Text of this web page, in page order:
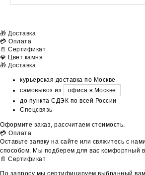
🎁 Доставка
💳 Оплата
📄 Сертификат
💎 Цвет камня
🎁 Доставка
курьерская доставка по Москве
самовывоз из
офиса в Москве
до пункта СДЭК по всей России
Спецсвязь
Оформите заказ, рассчитаем стоимость.
💳 Оплата
Оставьте заявку на сайте или свяжитесь с
способом. Мы подберем для вас комфортный
📄 Сертификат
По запросу мы сертифицируем выбранный